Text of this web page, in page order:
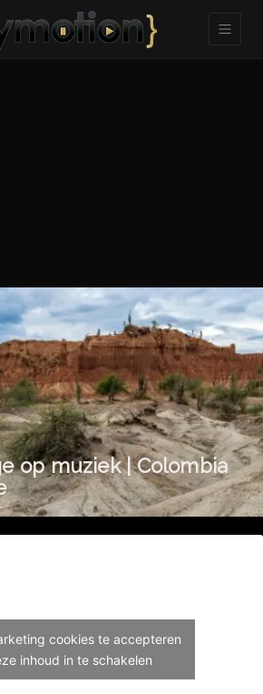
op muziek | Colombia
cookies te accepteren
inhoud in te schakelen